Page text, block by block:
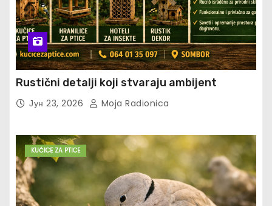
Rustični detalji koji stvaraju ambijent
Јун 23, 2026 Moja Radionica
KUĆICE ZA PTICE